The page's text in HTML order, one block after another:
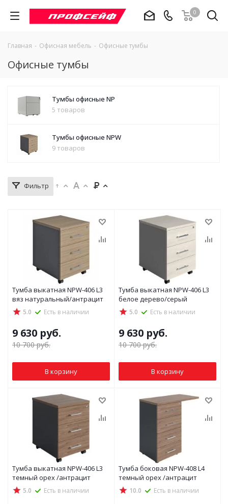
0
Главная - Офисная мебель - Офисные тумбы
Офисные тумбы
Тумбы офисные NP
5 товаров
Тумбы офисные NPW
9 товаров
Фильтр
Тумба выкатная NPW-406 L3
вяз натуральный/антрацит
5.0 Есть в наличии
9 630 руб.
10 700руб.
В корзину
Тумба выкатная NPW-406 L3
белое дерево/серый
5.0 Есть в наличии
9 630 руб.
10 700руб.
В корзину
Тумба выкатная NPW-406 L3
темный орех /антрацит
5.0 Есть в наличии
Тумба боковая NPW-408 L4
темный орех /антрацит
10.0 Есть в наличии